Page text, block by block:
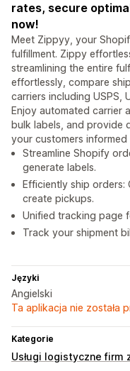
rates, secure
now!
Meet Zippyy, your
fulfillment. Zippy
streamlining the entire
effortlessly, compare
carriers including USPS,
Enjoy automated carrier
bulk labels, and provide
your customers
Streamline Shopify
generate labels.
Efficiently ship orders:
create pickups.
Unified tracking page
Track your shipment
Języki
Angielski
Ta aplikacja nie została
Kategorie
Usługi logistyczne firm